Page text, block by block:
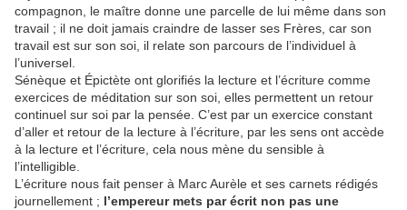
compagnon, le maître donne une parcelle de lui même dans son
travail ; il ne doit jamais craindre de lasser ses Frères, car son
travail est sur son soi, il relate son parcours de l’individuel à
l’universel.
Sénèque et Épictète ont glorifiés la lecture et l’écriture comme
exercices de méditation sur son soi, elles permettent un retour
continuel sur soi par la pensée. C’est par un exercice constant
d’aller et retour de la lecture à l’écriture, par les sens ont accède
à la lecture et l’écriture, cela nous mène du sensible à
l’intelligible.
L’écriture nous fait penser à Marc Aurèle et ses carnets rédigés
journellement ; l’empereur mets par écrit non pas une